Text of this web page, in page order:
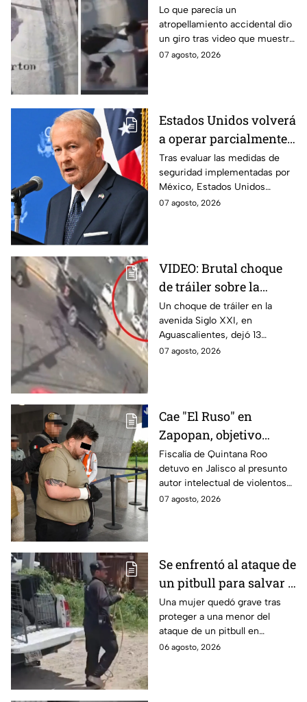
muere atropellado por
tráiler; joven lo empujó
en Monterrey
Lo que parecía un
atropellamiento accidental dio
un giro tras video que muestra
cómo un joven empujó a
07 agosto, 2026
Estados Unidos volverá
a operar parcialmente
en Michoacán tras
suspensión por
motivos de seguridad
Tras evaluar las medidas de
seguridad implementadas por
México, Estados Unidos
reanudará parcialmente sus
07 agosto, 2026
VIDEO: Brutal choque
de tráiler sobre la
avenida Siglo XXI en
Aguascalientes deja
varios heridos y
destrozos
Un choque de tráiler en la
avenida Siglo XXI, en
Aguascalientes, dejó 13
heridos y varios vehículos
07 agosto, 2026
Cae "El Ruso" en
Zapopan, objetivo
prioritario en Playa del
Carmen
Fiscalía de Quintana Roo
detuvo en Jalisco al presunto
autor intelectual de violentos
ataques en fraccionamientos
07 agosto, 2026
Se enfrentó al ataque de
un pitbull para salvar a
una menor; hoy lucha
por su vida en Zapopan
Una mujer quedó grave tras
proteger a una menor del
ataque de un pitbull en
Zapopan; la víctima sufrió
06 agosto, 2026